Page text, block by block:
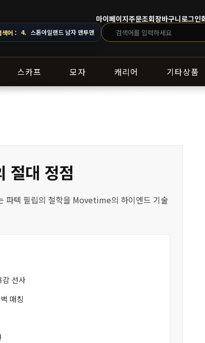
.
마이페이지주문조회장바구니로그인
색어 : 4. 스톤아일랜드 남자 맨투맨
스카프 모자 캐리어 기타상품
절대 정점
파텍 필립의 철학을 Movetime의 하이엔드 기술
감 선사
매칭